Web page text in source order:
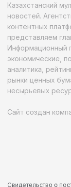
Казахстанский
новостей.
контентных
представляем
Информационный
экономические,
аналитика,
рынки ценных
несырьевых
Сайт создан
Свидетельство о